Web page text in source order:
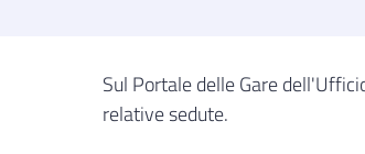
Sul Portale delle Gare
relative sedute.